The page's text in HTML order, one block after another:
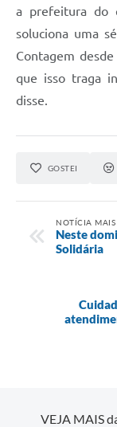
a prefeitura do
soluciona uma
Contagem
que isso traga
disse.
GOSTEI
NOTÍCIA MAIS
Neste
Solidária
VEJA MAIS